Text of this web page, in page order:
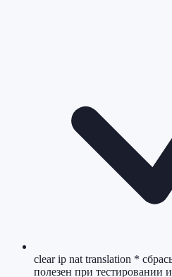
clear ip nat translation *
полезен при тестировании